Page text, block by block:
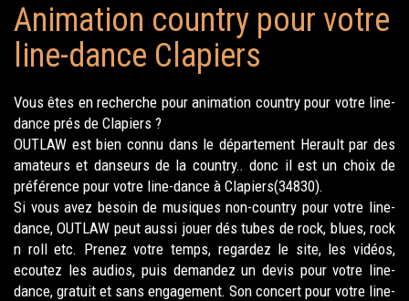
Animation country pour votre
line-dance Clapiers
Vous êtes en recherche pour animation country pour votre line-
dance prés de Clapiers ?
OUTLAW est bien connu dans le département Herault par des
amateurs et danseurs de la country.. donc il est un choix de
préférence pour votre line-dance à Clapiers(34830).
Si vous avez besoin de musiques non-country pour votre line-
dance, OUTLAW peut aussi jouer dés tubes de rock, blues, rock
n roll etc. Prenez votre temps, regardez le site, les vidéos,
ecoutez les audios, puis demandez un devis pour votre line-
dance, gratuit et sans engagement. Son concert pour votre line-